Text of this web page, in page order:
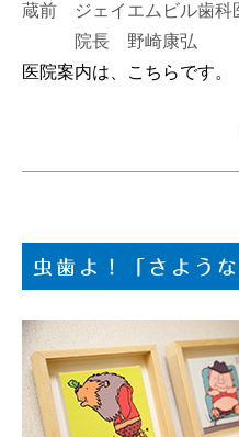
蔵前 ジェイエムビル歯科
院長 野崎康弘
医院案内は、こちらです。
虫歯よ！「さような